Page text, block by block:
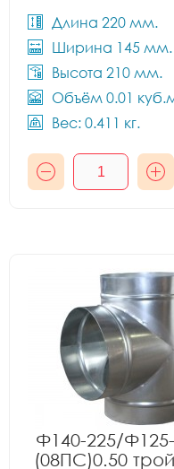
Длина 220 мм.
Ширина 145 мм.
Высота 210 мм.
Объём 0.01
Вес: 0.411 кг.
Ф140-225/
(08ПС)0.50